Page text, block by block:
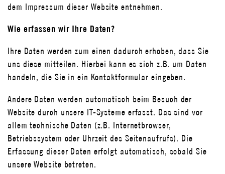
dem Impressum dieser Website entnehmen.
Wie erfassen wir Ihre Daten?
Ihre Daten werden zum einen dadurch erhoben, dass Sie
uns diese mitteilen. Hierbei kann es sich z.B. um Daten
handeln, die Sie in ein Kontaktformular eingeben.
Andere Daten werden automatisch beim Besuch der
Website durch unsere IT-Systeme erfasst. Das sind vor
allem technische Daten (z.B. Internetbrowser,
Betriebssystem oder Uhrzeit des Seitenaufrufs). Die
Erfassung dieser Daten erfolgt automatisch, sobald Sie
unsere Website betreten.